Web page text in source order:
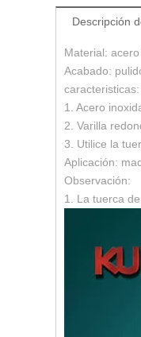
Descripción
Material:
Acabado:
caracteristicas:
1. Acero
2. Varilla
3. Utilice la
Aplicación:
Observación:
1. La tuerca